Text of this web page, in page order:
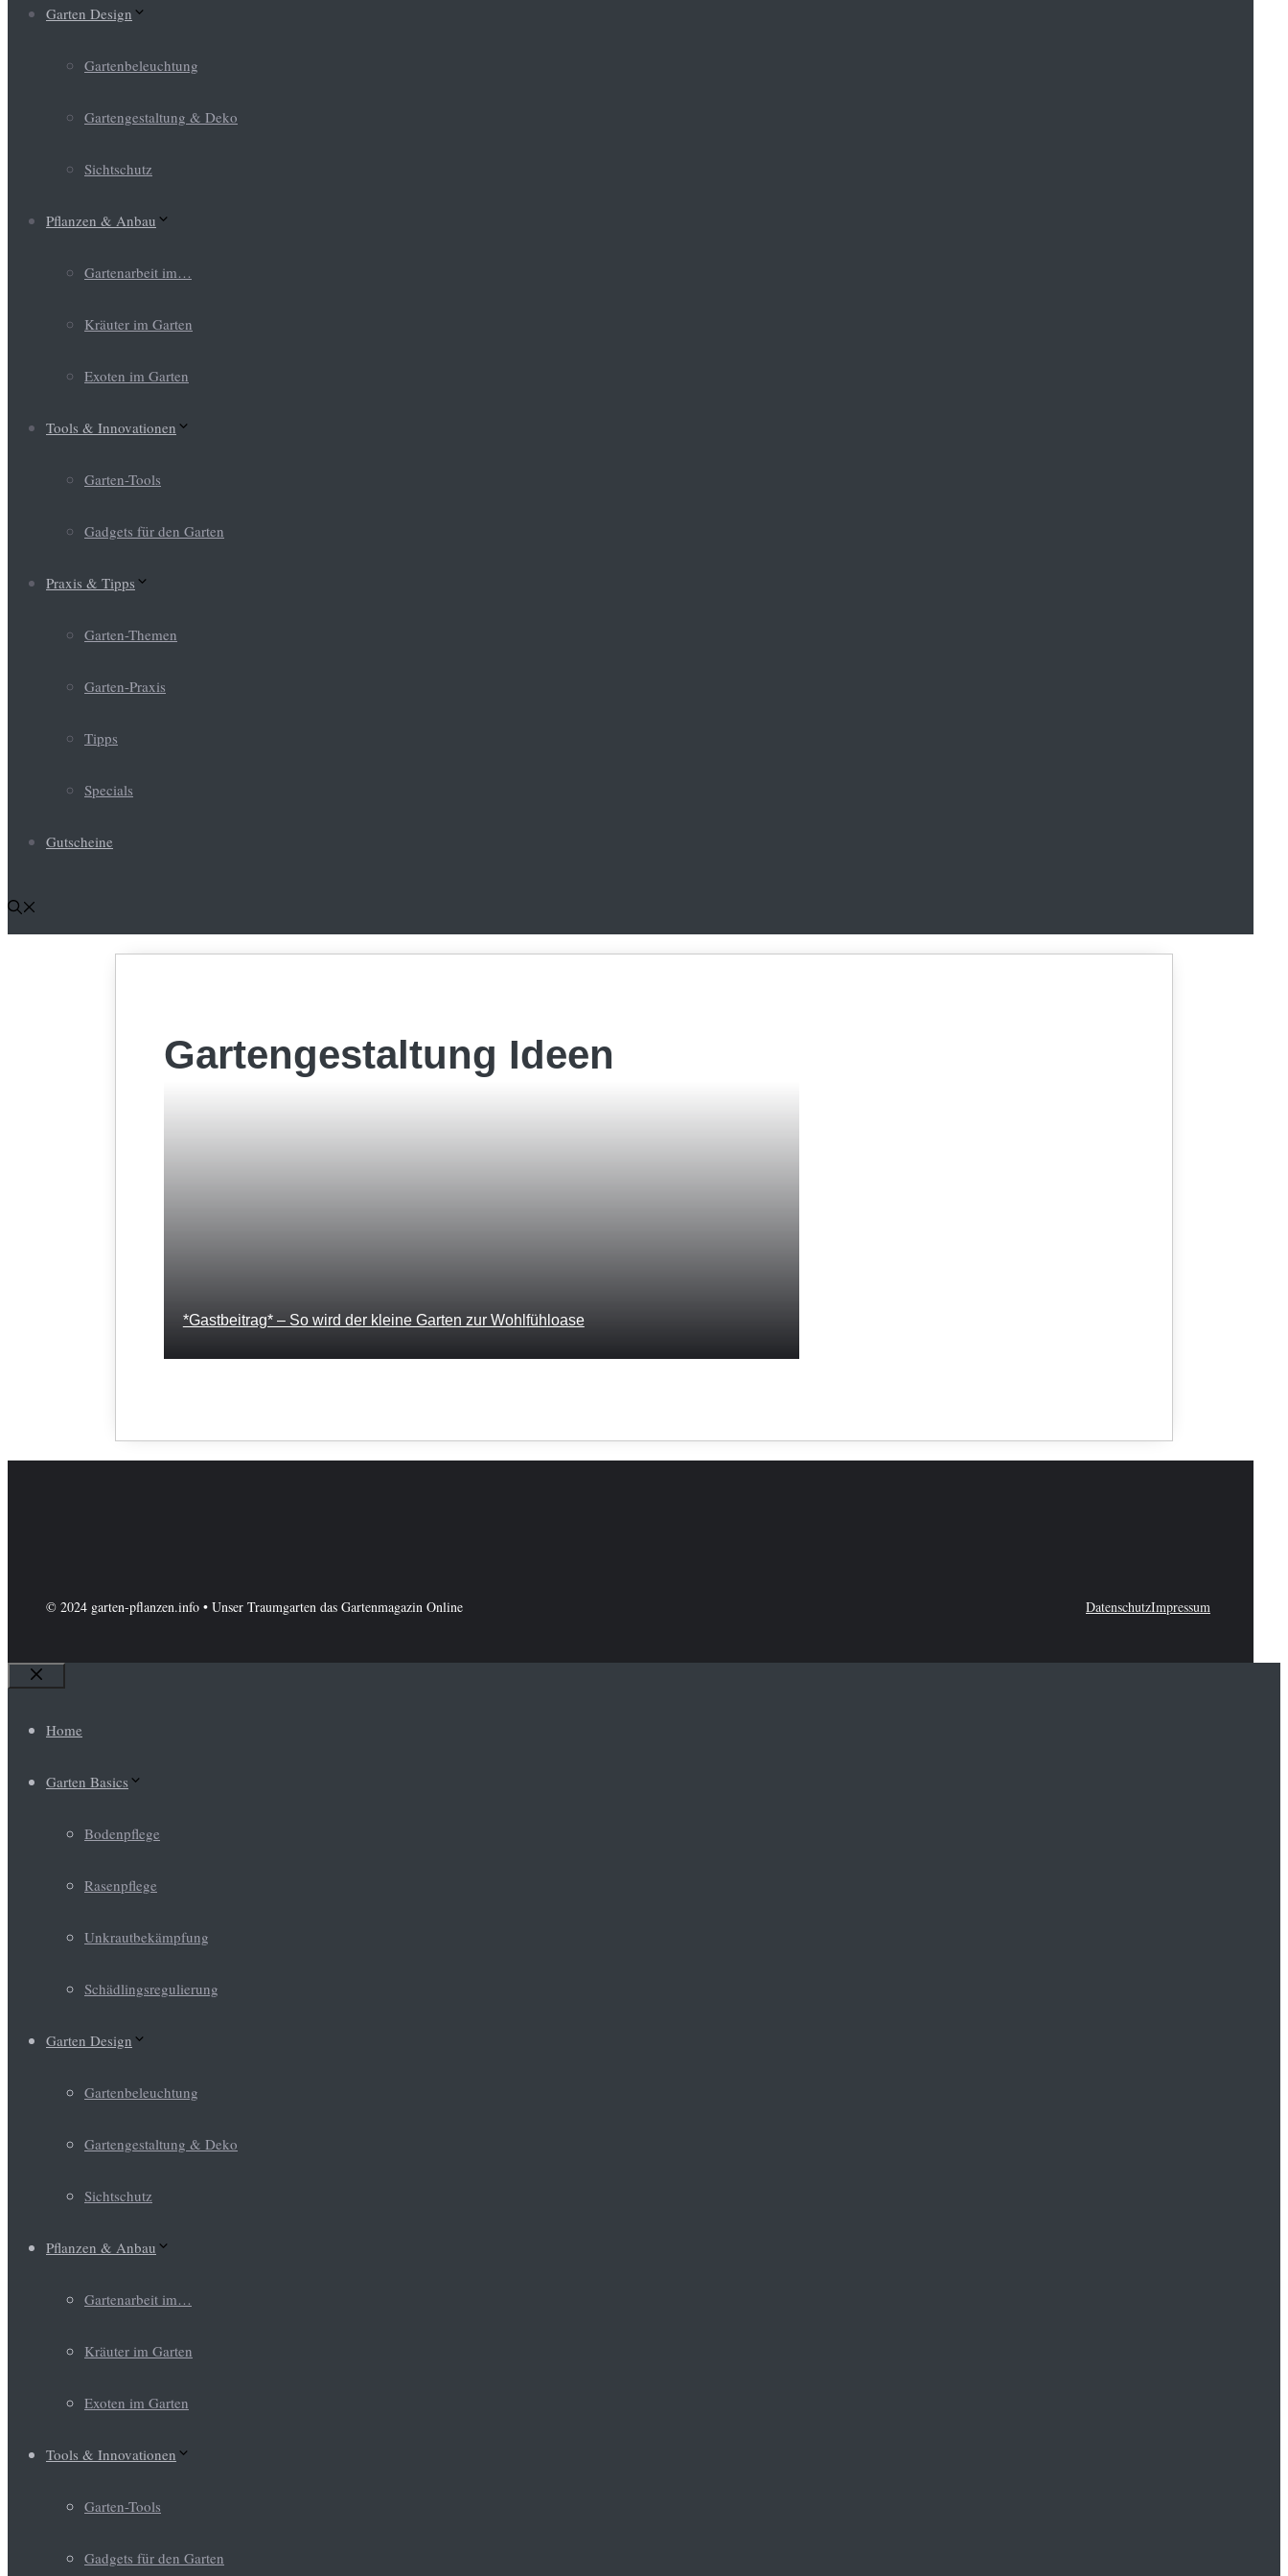
Garten Design
Gartenbeleuchtung
Gartengestaltung & Deko
Sichtschutz
Pflanzen & Anbau
Gartenarbeit im…
Kräuter im Garten
Exoten im Garten
Tools & Innovationen
Garten-Tools
Gadgets für den Garten
Praxis & Tipps
Garten-Themen
Garten-Praxis
Tipps
Specials
Gutscheine
Gartengestaltung Ideen
*Gastbeitrag* – So wird der kleine Garten zur Wohlfühloase
© 2024 garten-pflanzen.info • Unser Traumgarten das Gartenmagazin Online DatenschutzImpressum
Schließen
Home
Garten Basics
Bodenpflege
Rasenpflege
Unkrautbekämpfung
Schädlingsregulierung
Garten Design
Gartenbeleuchtung
Gartengestaltung & Deko
Sichtschutz
Pflanzen & Anbau
Gartenarbeit im…
Kräuter im Garten
Exoten im Garten
Tools & Innovationen
Garten-Tools
Gadgets für den Garten